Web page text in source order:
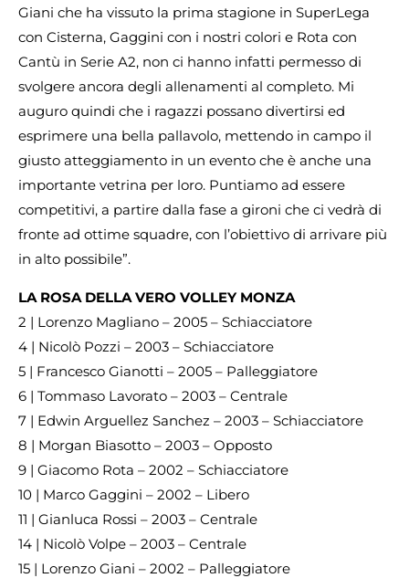
Giani che ha vissuto la prima stagione in SuperLega
con Cisterna, Gaggini con i nostri colori e Rota con
Cantù in Serie A2, non ci hanno infatti permesso di
svolgere ancora degli allenamenti al completo. Mi
auguro quindi che i ragazzi possano divertirsi ed
esprimere una bella pallavolo, mettendo in campo il
giusto atteggiamento in un evento che è anche una
importante vetrina per loro. Puntiamo ad essere
competitivi, a partire dalla fase a gironi che ci vedrà di
fronte ad ottime squadre, con l’obiettivo di arrivare più
in alto possibile”.
LA ROSA DELLA VERO VOLLEY MONZA
2 | Lorenzo Magliano – 2005 – Schiacciatore
4 | Nicolò Pozzi – 2003 – Schiacciatore
5 | Francesco Gianotti – 2005 – Palleggiatore
6 | Tommaso Lavorato – 2003 – Centrale
7 | Edwin Arguellez Sanchez – 2003 – Schiacciatore
8 | Morgan Biasotto – 2003 – Opposto
9 | Giacomo Rota – 2002 – Schiacciatore
10 | Marco Gaggini – 2002 – Libero
11 | Gianluca Rossi – 2003 – Centrale
14 | Nicolò Volpe – 2003 – Centrale
15 | Lorenzo Giani – 2002 – Palleggiatore